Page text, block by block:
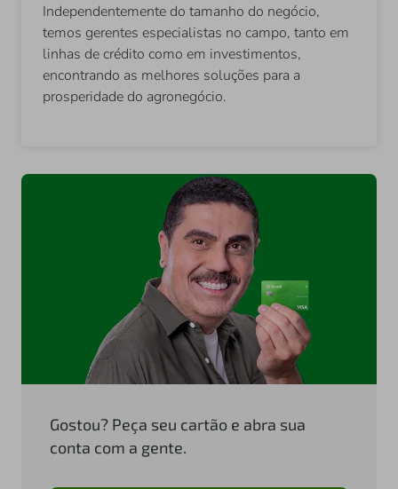
Independentemente do tamanho do negócio,
temos gerentes especialistas no campo, tanto em
linhas de crédito como em investimentos,
encontrando as melhores soluções para a
prosperidade do agronegócio.
Gostou? Peça seu cartão e abra sua
conta com a gente.